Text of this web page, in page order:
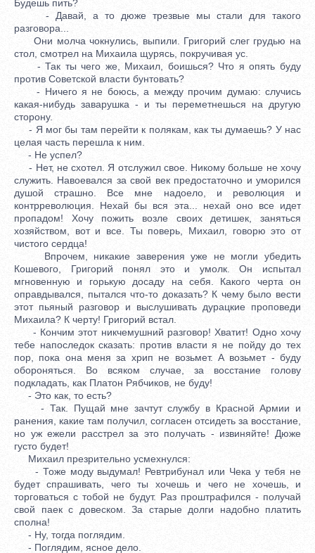
Будешь пить?
- Давай, а то дюже трезвые мы стали для такого
разговора...
Они молча чокнулись, выпили. Григорий слег грудью на
стол, смотрел на Михаила щурясь, покручивая ус.
- Так ты чего же, Михаил, боишься? Что я опять буду
против Советской власти бунтовать?
- Ничего я не боюсь, а между прочим думаю: случись
какая-нибудь заварушка - и ты переметнешься на другую
сторону.
- Я мог бы там перейти к полякам, как ты думаешь? У нас
целая часть перешла к ним.
- Не успел?
- Нет, не схотел. Я отслужил свое. Никому больше не хочу
служить. Навоевался за свой век предостаточно и уморился
душой страшно. Все мне надоело, и революция и
контрреволюция. Нехай бы вся эта... нехай оно все идет
пропадом! Хочу пожить возле своих детишек, заняться
хозяйством, вот и все. Ты поверь, Михаил, говорю это от
чистого сердца!
Впрочем, никакие заверения уже не могли убедить
Кошевого, Григорий понял это и умолк. Он испытал
мгновенную и горькую досаду на себя. Какого черта он
оправдывался, пытался что-то доказать? К чему было вести
этот пьяный разговор и выслушивать дурацкие проповеди
Михаила? К черту! Григорий встал.
- Кончим этот никчемушний разговор! Хватит! Одно хочу
тебе напоследок сказать: против власти я не пойду до тех
пор, пока она меня за хрип не возьмет. А возьмет - буду
обороняться. Во всяком случае, за восстание голову
подкладать, как Платон Рябчиков, не буду!
- Это как, то есть?
- Так. Пущай мне зачтут службу в Красной Армии и
ранения, какие там получил, согласен отсидеть за восстание,
но уж ежели расстрел за это получать - извиняйте! Дюже
густо будет!
Михаил презрительно усмехнулся:
- Тоже моду выдумал! Ревтрибунал или Чека у тебя не
будет спрашивать, чего ты хочешь и чего не хочешь, и
торговаться с тобой не будут. Раз проштрафился - получай
свой паек с довеском. За старые долги надобно платить
сполна!
- Ну, тогда поглядим.
- Поглядим, ясное дело.